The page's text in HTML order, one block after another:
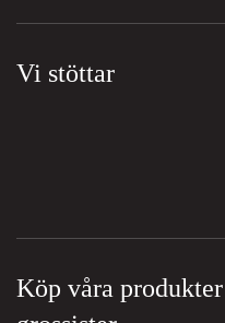
Vi stöttar
Köp våra